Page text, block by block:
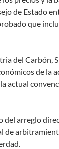
de Estado
que
del Carbón,
de la
actual
del arreglo
de